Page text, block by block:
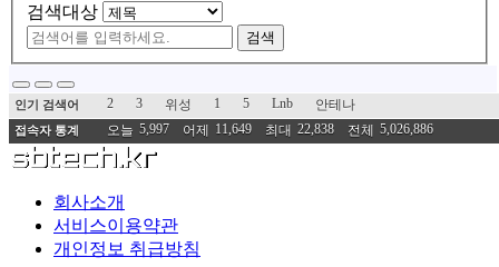
검색대상
검색
인기 검색어 2 3 위성 1 5 Lnb 안테나
접속자 통계 오늘 5,997 어제 11,649 최대 22,838 전체 5,026,886
회사소개
서비스이용약관
개인정보 취급방침